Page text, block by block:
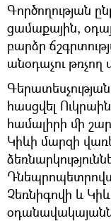
Գործողության
ցամաքային,
բարձր
անօդաչու թռչող
հասցվել
համալիրի մի
Կիևի մարզի
Չեռնիգովի և